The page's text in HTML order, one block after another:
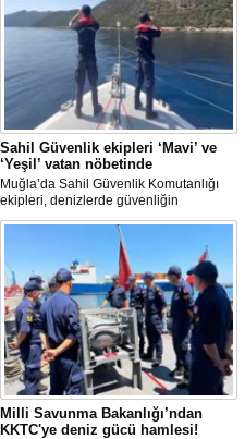
Sahil Güvenlik ekipleri ‘Mavi’ ve
‘Yeşil’ vatan nöbetinde
Muğla’da Sahil Güvenlik Komutanlığı
ekipleri, denizlerde güvenliğin
sağlanmasının yanı sıra yangın
sezonunda ormanların korunmasına
yönelik çalışmalara da destek veriyor.
Milli Savunma Bakanlığı’ndan
KKTC'ye deniz gücü hamlesi!